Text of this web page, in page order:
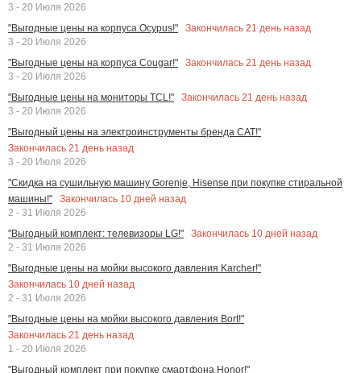
3 - 20 Июля 2026
"Выгодные цены на корпуса Ocypus!"
Закончилась 21 день назад
3 - 20 Июля 2026
"Выгодные цены на корпуса Cougar!"
Закончилась 21 день назад
3 - 20 Июля 2026
"Выгодные цены на мониторы TCL!"
Закончилась 21 день назад
3 - 20 Июля 2026
"Выгодный цены на электроинструменты бренда CAT!"
Закончилась 21 день назад
3 - 20 Июля 2026
"Скидка на сушильную машину Gorenje, Hisense при покупке стиральной
машины!"
Закончилась 10 дней назад
2 - 31 Июля 2026
"Выгодный комплект: телевизоры LG!"
Закончилась 10 дней назад
2 - 31 Июля 2026
"Выгодные цены на мойки высокого давления Karcher!"
Закончилась 10 дней назад
2 - 31 Июля 2026
"Выгодные цены на мойки высокого давления Bort!"
Закончилась 21 день назад
1 - 20 Июля 2026
"Выгодный комплект при покупке смартфона Honor!"